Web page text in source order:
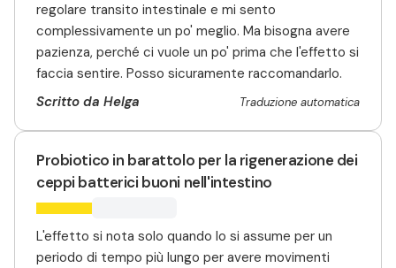
regolare transito intestinale e mi sento
complessivamente un po' meglio. Ma bisogna avere
pazienza, perché ci vuole un po' prima che l'effetto si
faccia sentire. Posso sicuramente raccomandarlo.
Scritto da Helga
Traduzione automatica
Probiotico in barattolo per la rigenerazione dei
ceppi batterici buoni nell'intestino
L'effetto si nota solo quando lo si assume per un
periodo di tempo più lungo per avere movimenti